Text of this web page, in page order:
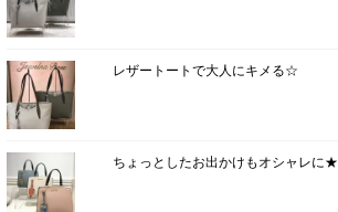
レザートートで大人にキメる☆
ちょっとしたお出かけもオシャレに★